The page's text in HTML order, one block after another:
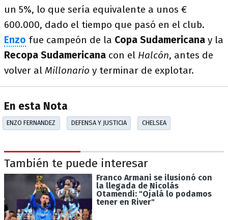
un 5%, lo que sería equivalente a unos €
600.000, dado el tiempo que pasó en el club.
Enzo fue campeón de la Copa Sudamericana y la
Recopa Sudamericana con el Halcón, antes de
volver al Millonario y terminar de explotar.
En esta Nota
ENZO FERNANDEZ DEFENSA Y JUSTICIA CHELSEA
También te puede interesar
Franco Armani se ilusionó con
la llegada de Nicolás
Otamendi: "Ojalá lo podamos
tener en River"